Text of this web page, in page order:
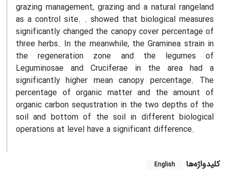
grazing management, grazing and a natural rangeland
as a control site. . showed that biological measures
significantly changed the canopy cover percentage of
three herbs. In the meanwhile, the Graminea strain in
the regeneration zone and the legumes of
Leguminosae and Cruciferae in the area had a
significantly higher mean canopy percentage. The
percentage of organic matter and the amount of
organic carbon sequstration in the two depths of the
soil and bottom of the soil in different biological
operations at level have a significant difference.
کلیدواژه‌ها English